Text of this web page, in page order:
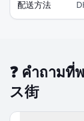
配送方法
❓ คำถามที่
ス街